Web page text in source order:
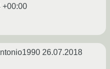
+00:00
26.07.2018